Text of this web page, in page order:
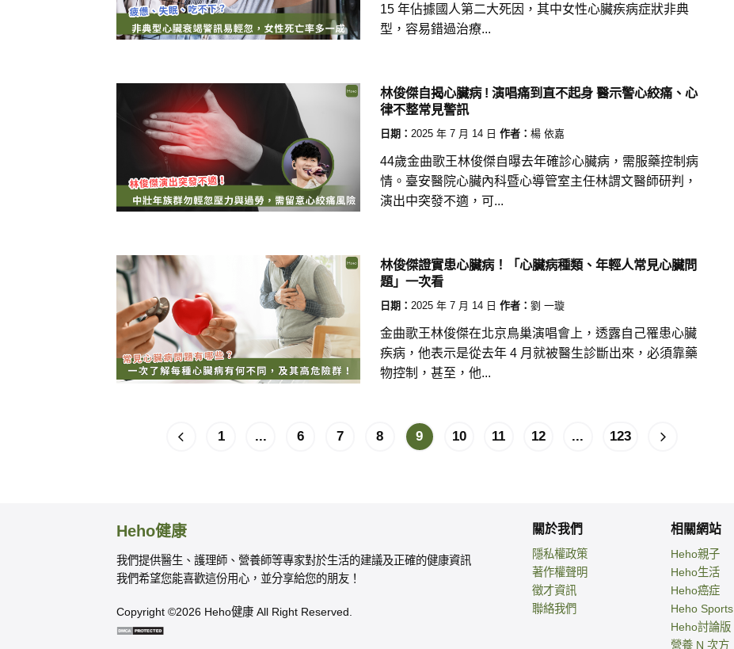
15 年佔據國人第二大死因，其中女性心臟疾病症狀非典
型，容易錯過治療...
林俊傑自揭心臟病 ! 演唱痛到直不起身 醫示警心絞痛、心
律不整常見警訊
日期： 2025 年 7 月 14 日 作者： 楊 依嘉
44歲金曲歌王林俊傑自曝去年確診心臟病，需服藥控制病
情。臺安醫院心臟內科暨心導管室主任林謂文醫師研判，
演出中突發不適，可...
林俊傑證實患心臟病！「心臟病種類、年輕人常見心臟問
題」一次看
日期： 2025 年 7 月 14 日 作者： 劉 一璇
金曲歌王林俊傑在北京鳥巢演唱會上，透露自己罹患心臟
疾病，他表示是從去年 4 月就被醫生診斷出來，必須靠藥
物控制，甚至，他...
1 ... 6 7 8 9 10 11 12 ... 123
Heho健康
我們提供醫生、護理師、營養師等專家對於生活的建議及正確的健康資訊
我們希望您能喜歡這份用心，並分享給您的朋友！
Copyright ©2026 Heho健康 All Right Reserved.
關於我們
隱私權政策
著作權聲明
徵才資訊
聯絡我們
相關網站
Heho親子
Heho生活
Heho癌症
Heho Sports
Heho討論版
營養 N 次方